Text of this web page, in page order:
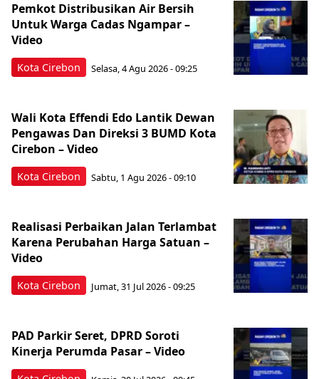
Kota Cirebon
Pemkot Distribusikan Air Bersih
Untuk Warga Cadas Ngampar –
Video
Selasa, 4 Agu 2026 - 09:25
Kota Cirebon
Wali Kota Effendi Edo Lantik Dewan
Pengawas Dan Direksi 3 BUMD Kota
Cirebon – Video
Sabtu, 1 Agu 2026 - 09:10
Kota Cirebon
Realisasi Perbaikan Jalan Terlambat
Karena Perubahan Harga Satuan –
Video
Jumat, 31 Jul 2026 - 09:25
PAD Parkir Seret, DPRD Soroti
Kinerja Perumda Pasar – Video